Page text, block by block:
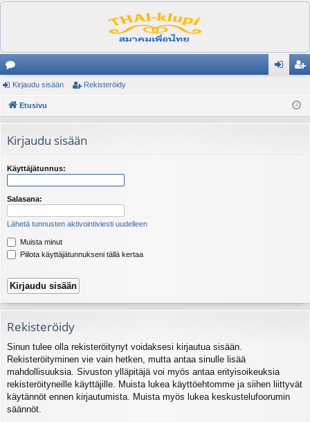
es
ku
el
ua
lu
ist
Kirjaudu sisään Rekisteröidy
Etusivu
Kirjaudu sisään
Käyttäjätunnus:
Salasana:
Lähetä tunnusten aktivointiviesti uudelleen
Muista minut
Piilota käyttäjätunnukseni tällä kertaa
Rekisteröidy
Sinun tulee olla rekisteröitynyt voidaksesi kirjautua sisään.
Rekisteröityminen vie vain hetken, mutta antaa sinulle lisää
mahdollisuuksia. Sivuston ylläpitäjä voi myös antaa erityisoikeuksia
rekisteröityneille käyttäjille. Muista lukea käyttöehtomme ja siihen liittyvät
käytännöt ennen kirjautumista. Muista myös lukea keskustelufoorumin
säännöt.